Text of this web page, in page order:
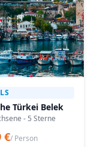
Türkei Belek
- 5 Sterne
€/ Person